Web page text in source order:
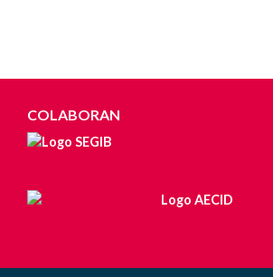
COLABORAN